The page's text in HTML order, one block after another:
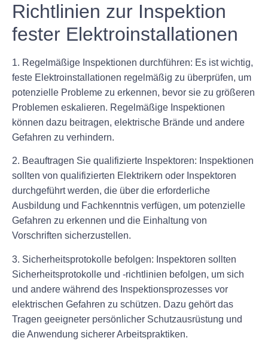
Richtlinien zur Inspektion
fester Elektroinstallationen
1. Regelmäßige Inspektionen durchführen: Es ist wichtig,
feste Elektroinstallationen regelmäßig zu überprüfen, um
potenzielle Probleme zu erkennen, bevor sie zu größeren
Problemen eskalieren. Regelmäßige Inspektionen
können dazu beitragen, elektrische Brände und andere
Gefahren zu verhindern.
2. Beauftragen Sie qualifizierte Inspektoren: Inspektionen
sollten von qualifizierten Elektrikern oder Inspektoren
durchgeführt werden, die über die erforderliche
Ausbildung und Fachkenntnis verfügen, um potenzielle
Gefahren zu erkennen und die Einhaltung von
Vorschriften sicherzustellen.
3. Sicherheitsprotokolle befolgen: Inspektoren sollten
Sicherheitsprotokolle und -richtlinien befolgen, um sich
und andere während des Inspektionsprozesses vor
elektrischen Gefahren zu schützen. Dazu gehört das
Tragen geeigneter persönlicher Schutzausrüstung und
die Anwendung sicherer Arbeitspraktiken.